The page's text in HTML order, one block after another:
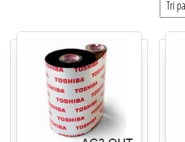
Etiquettes
Imprimantes
Lecteurs
Lecteurs code-barres de